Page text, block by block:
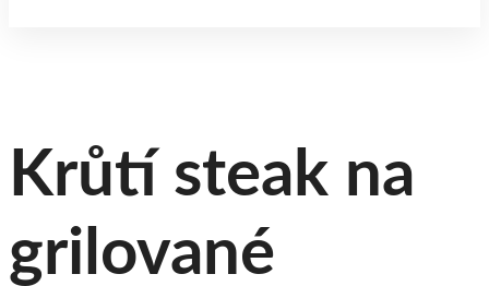
Krůtí steak na
grilované